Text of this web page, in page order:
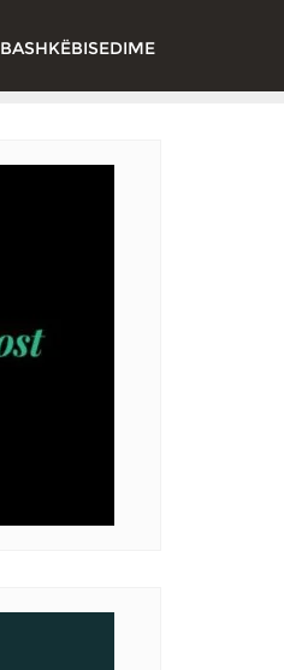
BASHKËBISEDIME